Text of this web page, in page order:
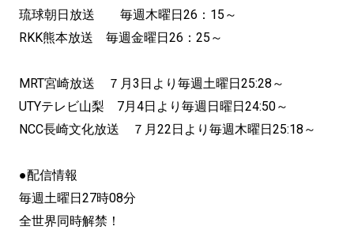
琉球朝日放送 毎週木曜日26：15～
RKK熊本放送 毎週金曜日26：25～
MRT宮崎放送 ７月3日より毎週土曜日25:28～
UTYテレビ山梨 7月4日より毎週日曜日24:50～
NCC長崎文化放送 ７月22日より毎週木曜日25:18～
●配信情報
毎週土曜日27時08分
全世界同時解禁！